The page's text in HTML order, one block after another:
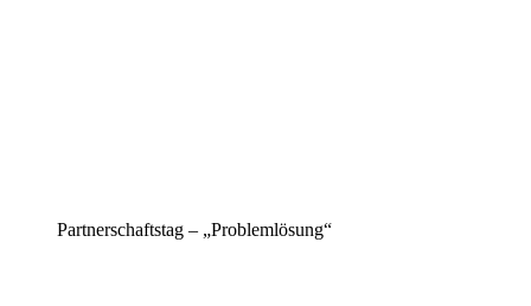
Partnerschaftstag – „Problemlösung“